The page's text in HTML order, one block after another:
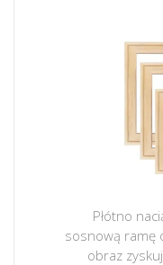
Płótno
sosnową ramę
obraz